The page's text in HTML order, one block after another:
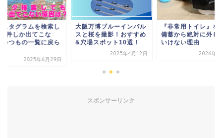
スタグラムを検索し
1件しか出てこな
いつもの一覧に戻ら
2025年6月29日
大阪万博ブルーインパル
スと桜を撮影！おすすめ
&穴場スポット10選！
2025年4月12日
『非常用トイレ』を
備蓄から絶対に外し
いけない理由
2026年4
スポンサーリンク